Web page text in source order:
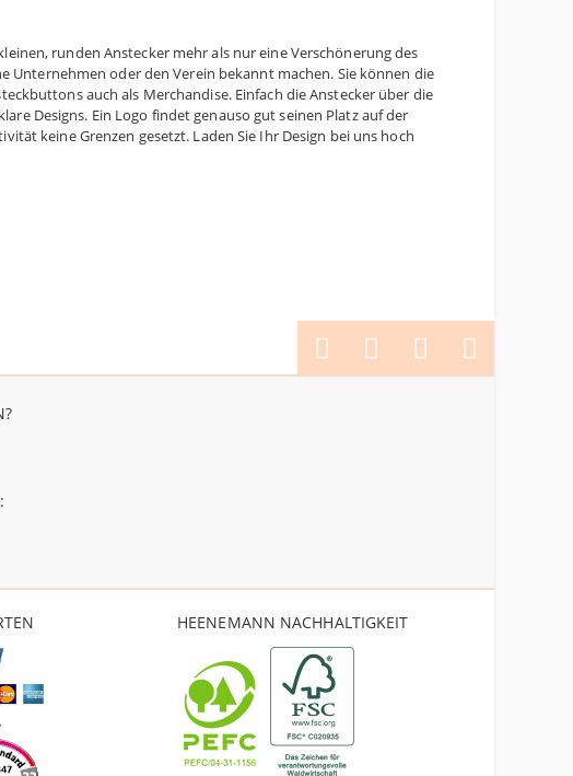
runden Anstecker mehr als nur eine Verschönerung des
Unternehmen oder den Verein bekannt machen. Sie können die
auch als Merchandise. Einfach die Anstecker über die
Designs. Ein Logo findet genauso gut seinen Platz auf der
keine Grenzen gesetzt. Laden Sie Ihr Design bei uns hoch
HEENEMANN NACHHALTIGKEIT